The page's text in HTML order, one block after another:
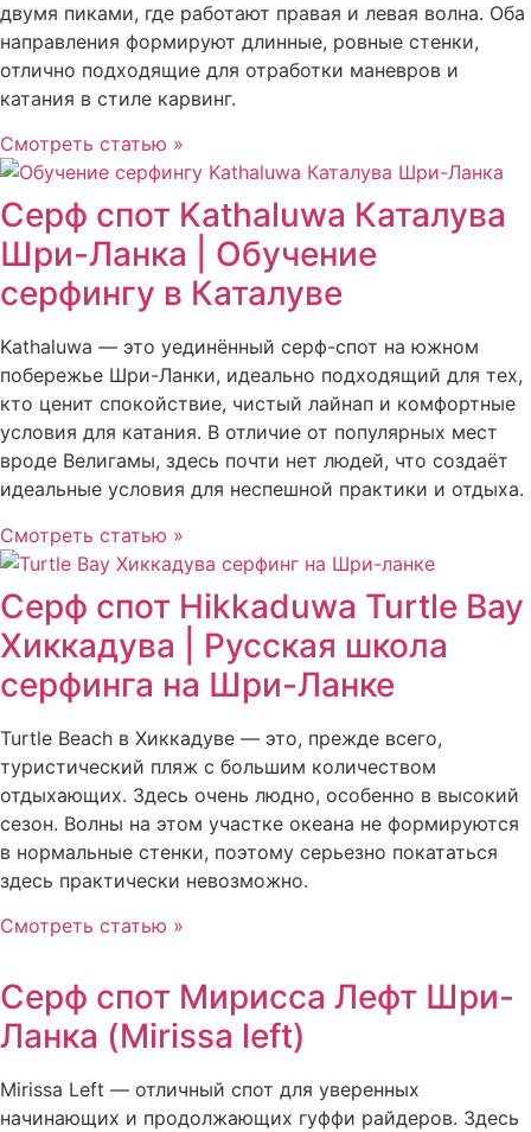
двумя пиками, где работают правая и левая волна. Оба
направления формируют длинные, ровные стенки,
отлично подходящие для отработки маневров и
катания в стиле карвинг.
Смотреть статью »
Серф спот Kathaluwa Каталува
Шри-Ланка | Обучение
серфингу в Каталуве
Kathaluwa — это уединённый серф-спот на южном
побережье Шри-Ланки, идеально подходящий для тех,
кто ценит спокойствие, чистый лайнап и комфортные
условия для катания. В отличие от популярных мест
вроде Велигамы, здесь почти нет людей, что создаёт
идеальные условия для неспешной практики и отдыха.
Смотреть статью »
Серф спот Hikkaduwa Turtle Bay
Хиккадува | Русская школа
серфинга на Шри-Ланке
Turtle Beach в Хиккадуве — это, прежде всего,
туристический пляж с большим количеством
отдыхающих. Здесь очень людно, особенно в высокий
сезон. Волны на этом участке океана не формируются
в нормальные стенки, поэтому серьезно покататься
здесь практически невозможно.
Смотреть статью »
Серф спот Мирисса Лефт Шри-
Ланка (Mirissa left)
Mirissa Left — отличный спот для уверенных
начинающих и продолжающих гуффи райдеров. Здесь